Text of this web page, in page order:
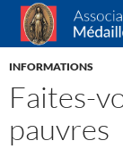
Association de
Recherche
ALLER
INFORMATIONS
Faites-
pauvres